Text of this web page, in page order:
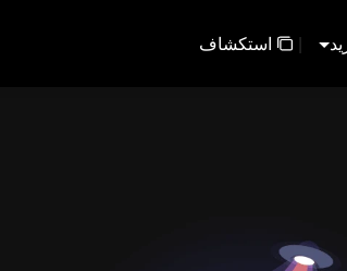
| استكشاف